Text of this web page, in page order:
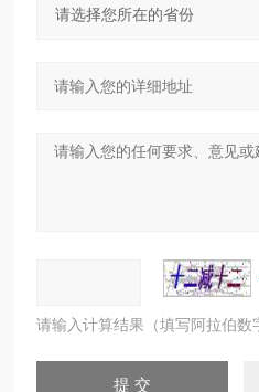
请输入计算结果（填写阿拉伯数